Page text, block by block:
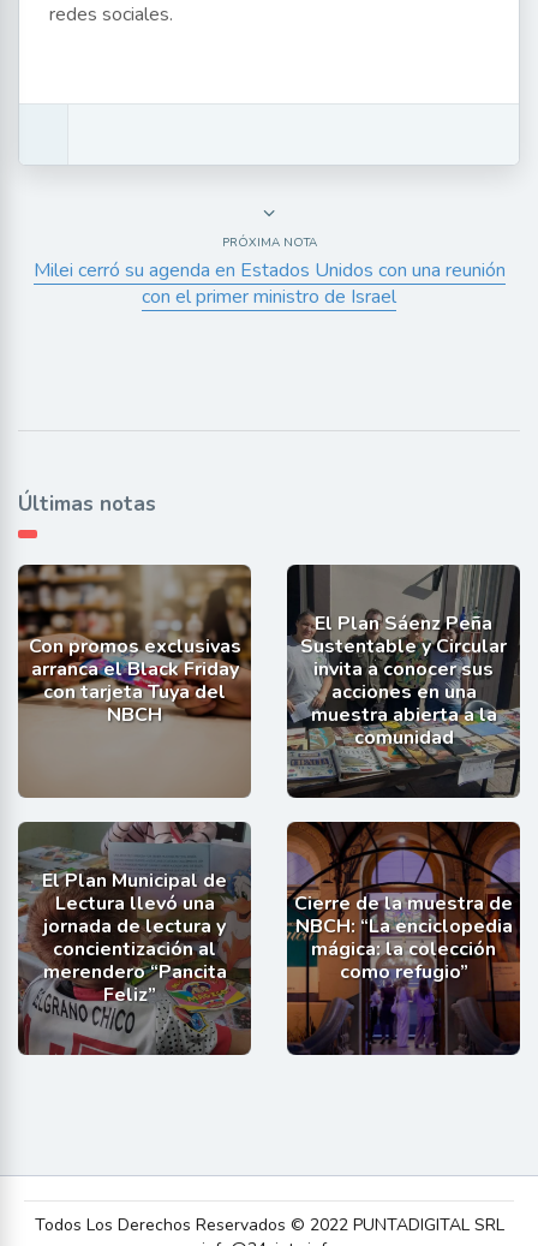
redes sociales.
PRÓXIMA NOTA
Milei cerró su agenda en Estados Unidos con una reunión
con el primer ministro de Israel
Últimas notas
Con promos exclusivas
arranca el Black Friday
con tarjeta Tuya del
NBCH
El Plan Sáenz Peña
Sustentable y Circular
invita a conocer sus
acciones en una
muestra abierta a la
comunidad
El Plan Municipal de
Lectura llevó una
jornada de lectura y
concientización al
merendero “Pancita
Feliz”
Cierre de la muestra de
NBCH: “La enciclopedia
mágica: la colección
como refugio”
Todos Los Derechos Reservados © 2022 PUNTADIGITAL SRL